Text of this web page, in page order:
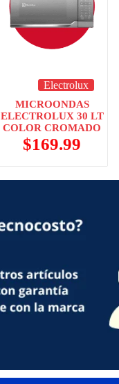
Electrolux
MICROONDAS
ELECTROLUX 30 LT
COLOR CROMADO
$169.99